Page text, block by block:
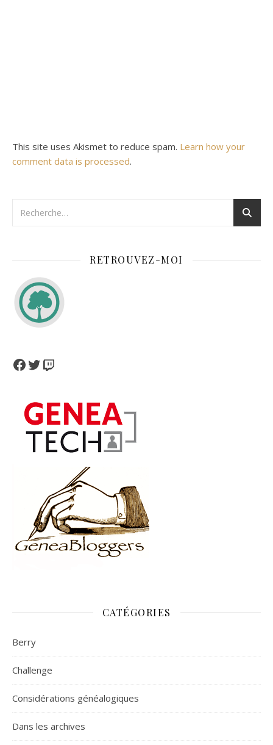
This site uses Akismet to reduce spam. Learn how your
comment data is processed.
RETROUVEZ-MOI
Facebook
TwitterTwitch
CATÉGORIES
Berry
Challenge
Considérations généalogiques
Dans les archives